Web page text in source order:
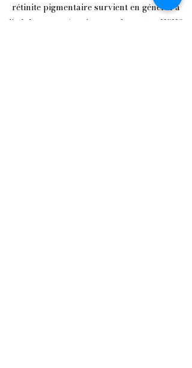
rétinite pigmentaire survient en général à
l’adolescence. A ce jour, seul un gène USH3